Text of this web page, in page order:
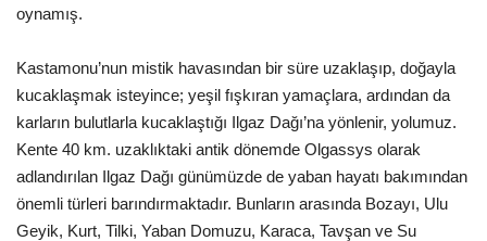
oynamış.
Kastamonu’nun mistik havasından bir süre uzaklaşıp, doğayla
kucaklaşmak isteyince; yeşil fışkıran yamaçlara, ardından da
karların bulutlarla kucaklaştığı Ilgaz Dağı’na yönlenir, yolumuz.
Kente 40 km. uzaklıktaki antik dönemde Olgassys olarak
adlandırılan Ilgaz Dağı günümüzde de yaban hayatı bakımından
önemli türleri barındırmaktadır. Bunların arasında Bozayı, Ulu
Geyik, Kurt, Tilki, Yaban Domuzu, Karaca, Tavşan ve Su